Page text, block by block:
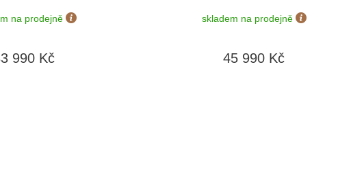
výměny do 90 dní
na prodejně
990 Kč
skladem na prodejně
45 990 Kč